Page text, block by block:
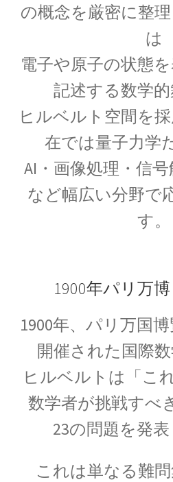
アンリ・ポア
【数学・物理学・
域を開
アーサー・コ
【ガンマ線の散乱・吸収
と粒子性を
イェール大学
ギブス・山川健次
が学ん
ニュートン・マクスウェルからデ
の概念を厳密に整理
は
電子や原子の状態
記述する数学
ヒルベルト空間を採
在では量子力学
AI・画像処理・信
など幅広い分野で
す。
1900年パリ万
1900年、パリ万国
開催された国際数
ヒルベルトは「こ
数学者が挑戦すべ
23の問題を発表
これは単なる難問